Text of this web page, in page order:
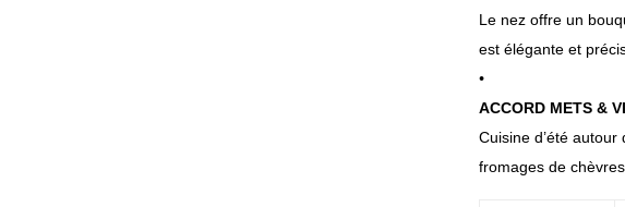
Le nez offre un
est élégante et
•
ACCORD METS &
Cuisine d’été
fromages de